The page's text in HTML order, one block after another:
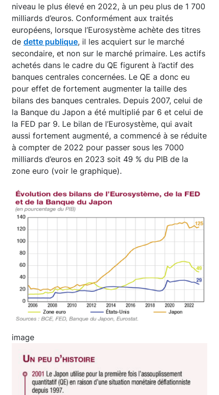
niveau le plus élevé en 2022, à un peu plus de 1 700
milliards d’euros. Conformément aux traités
européens, lorsque l’Eurosystème achète des titres
de dette publique, il les acquiert sur le marché
secondaire, et non sur le marché primaire. Les actifs
achetés dans le cadre du QE figurent à l’actif des
banques centrales concernées. Le QE a donc eu
pour effet de fortement augmenter la taille des
bilans des banques centrales. Depuis 2007, celui de
la Banque du Japon a été multiplié par 6 et celui de
la FED par 9. Le bilan de l’Eurosystème, qui avait
aussi fortement augmenté, a commencé à se réduite
à compter de 2022 pour passer sous les 7000
milliards d’euros en 2023 soit 49 % du PIB de la
zone euro (voir le graphique).
Image
image